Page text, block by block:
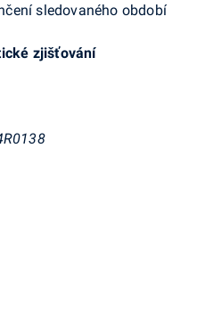
sledovaného období
zjišťování